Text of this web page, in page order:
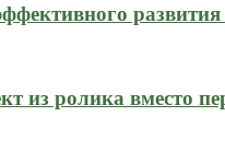
развития
из ролика вместо